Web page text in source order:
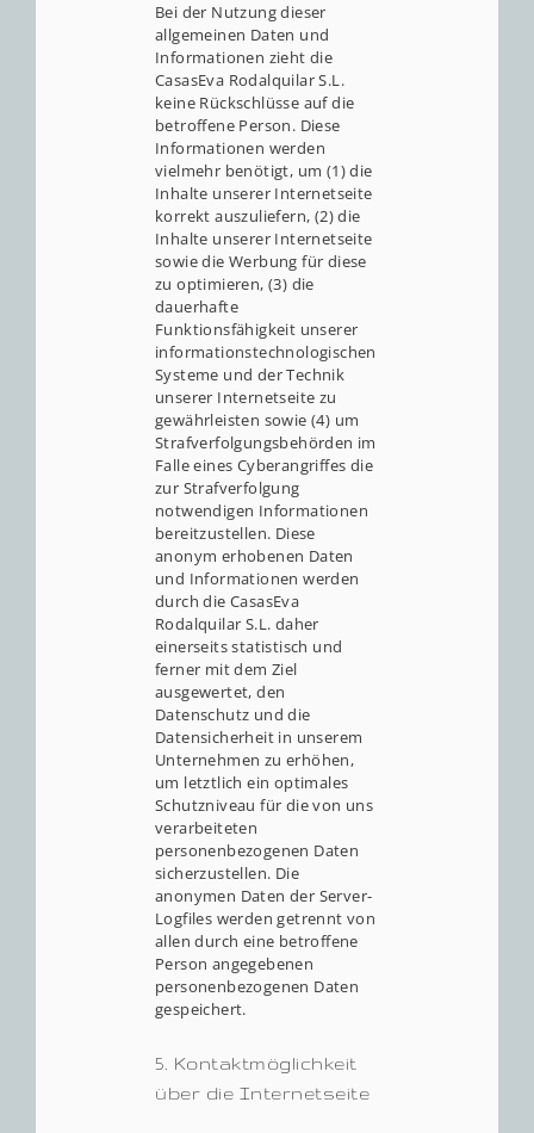
Bei der Nutzung dieser
allgemeinen Daten und
Informationen zieht die
CasasEva Rodalquilar S.L.
keine Rückschlüsse auf die
betroffene Person. Diese
Informationen werden
vielmehr benötigt, um (1) die
Inhalte unserer Internetseite
korrekt auszuliefern, (2) die
Inhalte unserer Internetseite
sowie die Werbung für diese
zu optimieren, (3) die
dauerhafte
Funktionsfähigkeit unserer
informationstechnologischen
Systeme und der Technik
unserer Internetseite zu
gewährleisten sowie (4) um
Strafverfolgungsbehörden im
Falle eines Cyberangriffes die
zur Strafverfolgung
notwendigen Informationen
bereitzustellen. Diese
anonym erhobenen Daten
und Informationen werden
durch die CasasEva
Rodalquilar S.L. daher
einerseits statistisch und
ferner mit dem Ziel
ausgewertet, den
Datenschutz und die
Datensicherheit in unserem
Unternehmen zu erhöhen,
um letztlich ein optimales
Schutzniveau für die von uns
verarbeiteten
personenbezogenen Daten
sicherzustellen. Die
anonymen Daten der Server-
Logfiles werden getrennt von
allen durch eine betroffene
Person angegebenen
personenbezogenen Daten
gespeichert.
5. Kontaktmöglichkeit
über die Internetseite